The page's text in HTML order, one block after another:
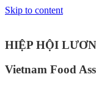
Skip to content
HIỆP HỘI
Vietnam Food